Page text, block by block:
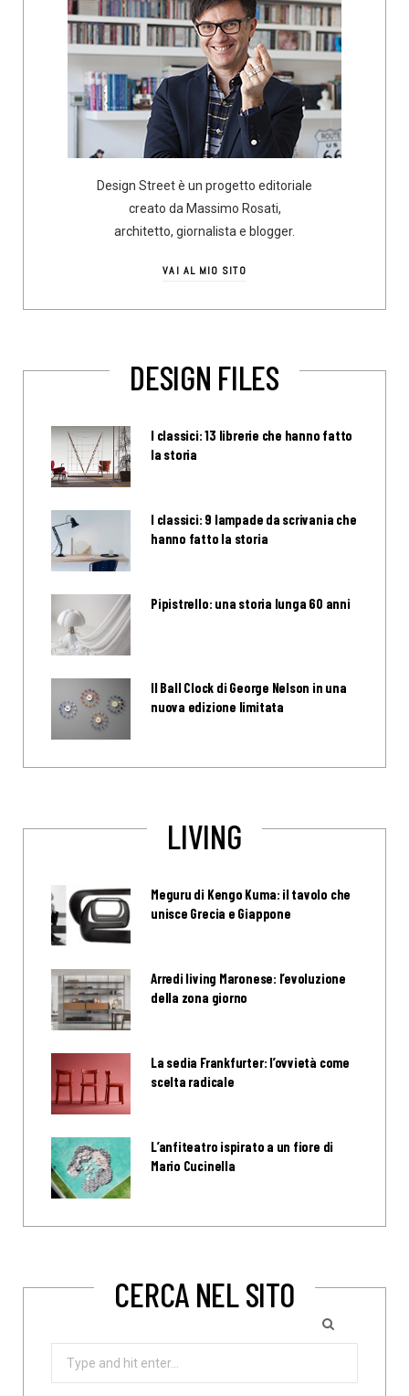
Design Street è un progetto editoriale
creato da Massimo Rosati,
architetto, giornalista e blogger.
VAI AL MIO SITO
DESIGN FILES
I classici: 13 librerie che hanno fatto
la storia
I classici: 9 lampade da scrivania che
hanno fatto la storia
Pipistrello: una storia lunga 60 anni
Il Ball Clock di George Nelson in una
nuova edizione limitata
LIVING
Meguru di Kengo Kuma: il tavolo che
unisce Grecia e Giappone
Arredi living Maronese: l’evoluzione
della zona giorno
La sedia Frankfurter: l’ovvietà come
scelta radicale
L’anfiteatro ispirato a un fiore di
Mario Cucinella
CERCA NEL SITO
Search